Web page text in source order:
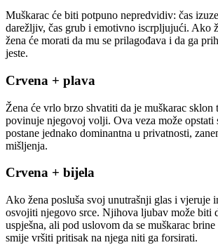
Muškarac će biti potpuno nepredvidiv: čas
darežljiv, čas grub i emotivno iscrpljujući. Ako
žena će morati da mu se prilagođava i da ga
jeste.
Crvena + plava
Žena će vrlo brzo shvatiti da je muškarac sklon
povinuje njegovoj volji. Ova veza može opstati
postane jednako dominantna u privatnosti,
mišljenja.
Crvena + bijela
Ako žena posluša svoj unutrašnji glas i vjeruje
osvojiti njegovo srce. Njihova ljubav može biti
uspješna, ali pod uslovom da se muškarac
smije vršiti pritisak na njega niti ga forsirati.